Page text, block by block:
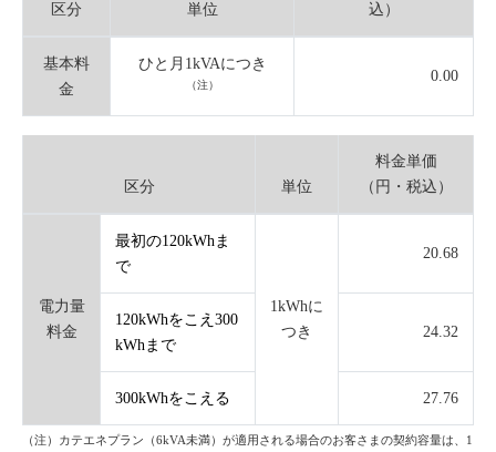
区分 単位
込）
基本料
金
ひと月1kVAにつき
（注）
0.00
区分 単位
料金単価
（円・税込）
電力量
料金
最初の120kWhま
で
1kWhに
つき
20.68
120kWhをこえ300
kWhまで
24.32
300kWhをこえる 27.76
（注）カテエネプラン（6kVA未満）が適用される場合のお客さまの契約容量は、1